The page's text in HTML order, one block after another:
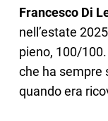
Francesco Di
nell’estate
pieno, 100/
che ha sempre
quando era